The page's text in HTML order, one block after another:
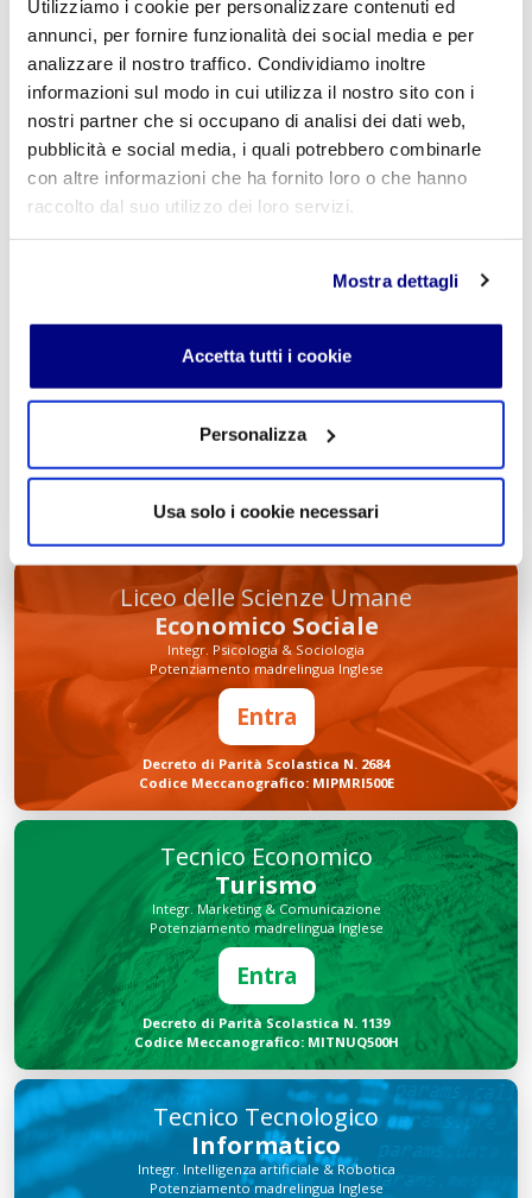
Utilizziamo i cookie per personalizzare contenuti ed
annunci, per fornire funzionalità dei social media e per
analizzare il nostro traffico. Condividiamo inoltre
informazioni sul modo in cui utilizza il nostro sito con i
nostri partner che si occupano di analisi dei dati web,
pubblicità e social media, i quali potrebbero combinarle
con altre informazioni che ha fornito loro o che hanno
raccolto dal suo utilizzo dei loro servizi.
Mostra dettagli
Accetta tutti i cookie
Personalizza
Usa solo i cookie necessari
Commento*
Acconsento al trattamento deidati personali *
INVIA COMMENTO
Liceo delle Scienze Umane
Economico Sociale
Integr. Psicologia & Sociologia
Potenziamento madrelingua Inglese
Entra
Decreto di Parità Scolastica N. 2684
Codice Meccanografico: MIPMRI500E
Tecnico Economico
Turismo
Integr. Marketing & Comunicazione
Potenziamento madrelingua Inglese
Entra
Decreto di Parità Scolastica N. 1139
Codice Meccanografico: MITNUQ500H
Tecnico Tecnologico
Informatico
Integr. Intelligenza artificiale & Robotica
Potenziamento madrelingua Inglese